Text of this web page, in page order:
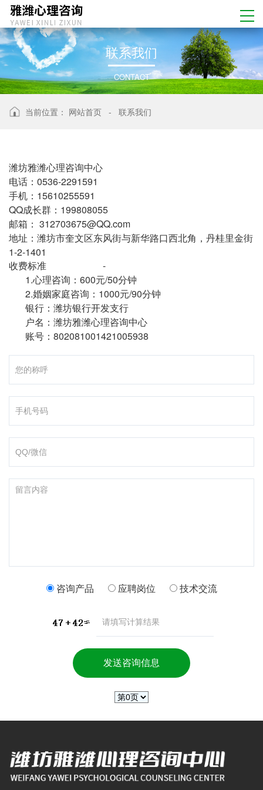
联系我们
CONTACT
当前位置： 网站首页 - 联系我们
潍坊雅潍心理咨询中心
电话：0536-2291591
手机：15610255591
QQ成长群：199808055
邮箱： 312703675@QQ.com
地址：潍坊市奎文区东风街与新华路口西北角，丹桂里金街
1-2-1401
收费标准 -
1.心理咨询：600元/50分钟
2.婚姻家庭咨询：1000元/90分钟
银行：潍坊银行开发支行
户名：潍坊雅潍心理咨询中心
账号：802081001421005938
咨询产品 应聘岗位 技术交流